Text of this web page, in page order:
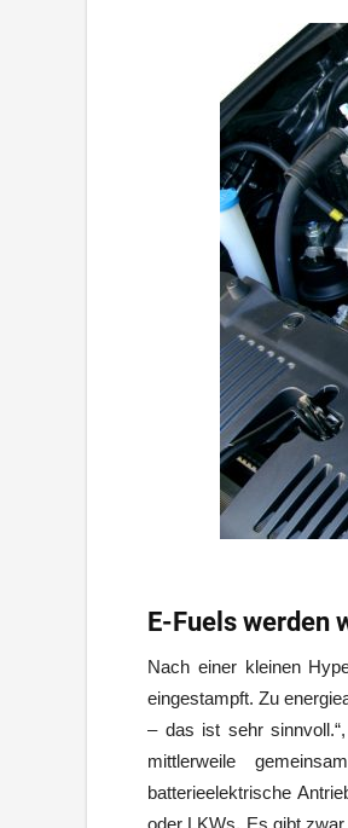
E-Fuels werden
Nach einer kleinen
eingestampft. Zu
– das ist sehr
mittlerweile
batterieelektrische
oder LKWs. Es gibt